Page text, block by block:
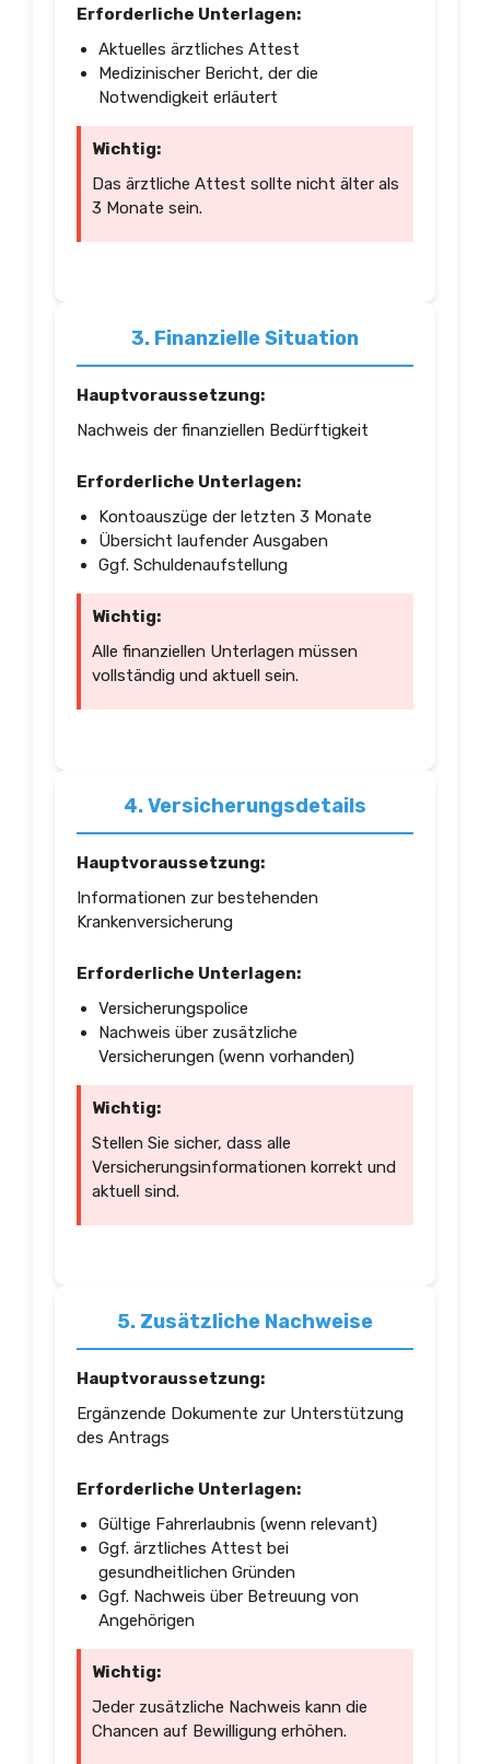
Erforderliche Unterlagen:
Aktuelles ärztliches Attest
Medizinischer Bericht, der die
Notwendigkeit erläutert
Wichtig:
Das ärztliche Attest sollte nicht älter als
3 Monate sein.
3. Finanzielle Situation
Hauptvoraussetzung:
Nachweis der finanziellen Bedürftigkeit
Erforderliche Unterlagen:
Kontoauszüge der letzten 3 Monate
Übersicht laufender Ausgaben
Ggf. Schuldenaufstellung
Wichtig:
Alle finanziellen Unterlagen müssen
vollständig und aktuell sein.
4. Versicherungsdetails
Hauptvoraussetzung:
Informationen zur bestehenden
Krankenversicherung
Erforderliche Unterlagen:
Versicherungspolice
Nachweis über zusätzliche
Versicherungen (wenn vorhanden)
Wichtig:
Stellen Sie sicher, dass alle
Versicherungsinformationen korrekt und
aktuell sind.
5. Zusätzliche Nachweise
Hauptvoraussetzung:
Ergänzende Dokumente zur Unterstützung
des Antrags
Erforderliche Unterlagen:
Gültige Fahrerlaubnis (wenn relevant)
Ggf. ärztliches Attest bei
gesundheitlichen Gründen
Ggf. Nachweis über Betreuung von
Angehörigen
Wichtig:
Jeder zusätzliche Nachweis kann die
Chancen auf Bewilligung erhöhen.